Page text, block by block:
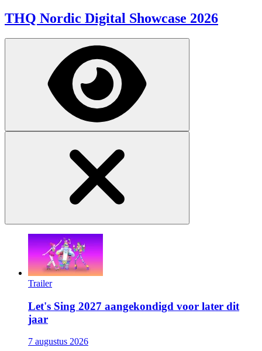
THQ Nordic Digital Showcase 2026
Trailer
Let's Sing 2027 aangekondigd voor later dit
jaar
7 augustus 2026